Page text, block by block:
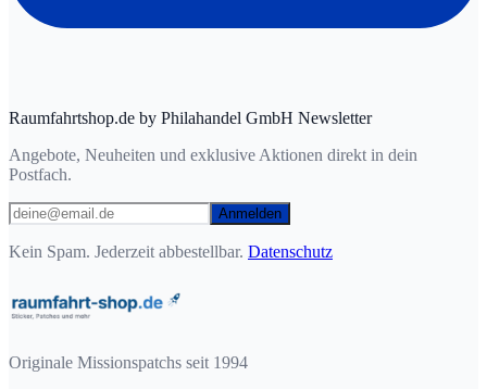
Raumfahrtshop.de by Philahandel GmbH Newsletter
Angebote, Neuheiten und exklusive Aktionen direkt in dein
Postfach.
Anmelden
Kein Spam. Jederzeit abbestellbar. Datenschutz
Originale Missionspatchs seit 1994